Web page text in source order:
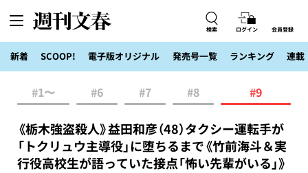
検索 ログイン 会員登録
新着 SCOOP! 電子版オリジナル 発売号一覧 ランキング 連載
#1〜 #6 #7 #8 #9
《栃木強盗殺人》益田和彦（48）タクシー運転手が
「トクリュウ主導役」に堕ちるまで《竹前海斗＆実
行役高校生が語っていた接点「怖い先輩がいる」》